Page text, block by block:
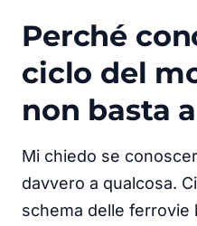
Perché
ciclo del
non basta
Mi chiedo se
davvero a qualcosa.
schema delle ferrovie